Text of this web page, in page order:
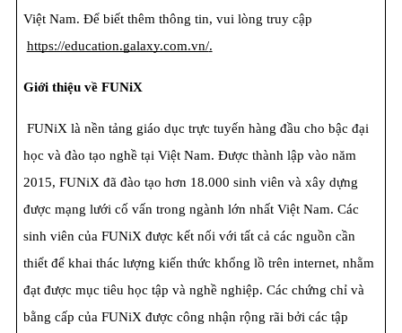
Việt Nam. Để biết thêm thông tin, vui lòng truy cập
https://education.galaxy.com.vn/.
Giới thiệu về FUNiX
FUNiX là nền tảng giáo dục trực tuyến hàng đầu cho bậc đại
học và đào tạo nghề tại Việt Nam. Được thành lập vào năm
2015, FUNiX đã đào tạo hơn 18.000 sinh viên và xây dựng
được mạng lưới cố vấn trong ngành lớn nhất Việt Nam. Các
sinh viên của FUNiX được kết nối với tất cả các nguồn cần
thiểt để khai thác lượng kiến ​​thức khổng lồ trên internet, nhằm
đạt được mục tiêu học tập và nghề nghiệp. Các chứng chỉ và
bằng cấp của FUNiX được công nhận rộng rãi bởi các tập